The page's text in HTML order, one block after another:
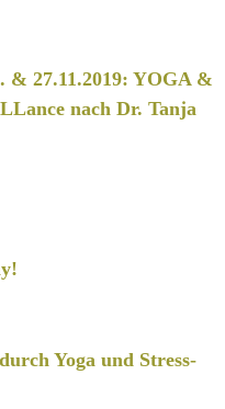
& 27.11.2019: YOGA &
nach Dr. Tanja
Yoga und Stress-